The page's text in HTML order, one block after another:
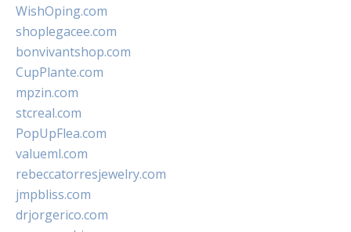
WishOping.com
shoplegacee.com
bonvivantshop.com
CupPlante.com
mpzin.com
stcreal.com
PopUpFlea.com
valueml.com
rebeccatorresjewelry.com
jmpbliss.com
drjorgerico.com